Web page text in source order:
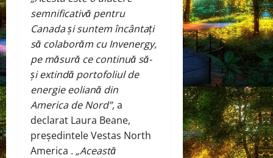
semnificativă pentru
Canada și suntem încântați
să colaborăm cu Invenergy,
pe măsură ce continuă să-
și extindă portofoliul de
energie eoliană din
America de Nord”,a
declarat Laura Beane,
președintele Vestas North
America . „Această